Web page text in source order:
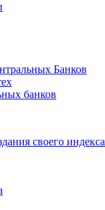
Банков
банков
своего индекса